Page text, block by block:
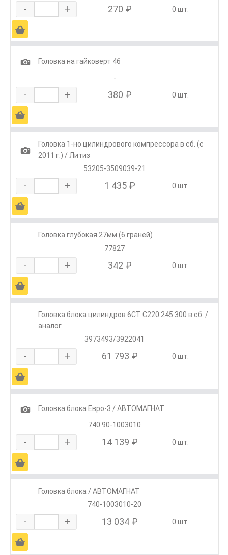
- + 270 ₽ 0 шт.
Ä
1
Головка на гайковерт 46
-
- + 380 ₽ 0 шт.
Ä
1
Головка 1-но цилиндрового компрессора в сб. (с
2011 г.) / Литиз
53205-3509039-21
- + 1 435 ₽ 0 шт.
Ä
Головка глубокая 27мм (6 граней)
77827
- + 342 ₽ 0 шт.
Ä
Головка блока цилиндров 6CT C220.245.300 в сб. /
аналог
3973493/3922041
- + 61 793 ₽ 0 шт.
Ä
1
Головка блока Евро-3 / АВТОМАГНАТ
740.90-1003010
- + 14 139 ₽ 0 шт.
Ä
Головка блока / АВТОМАГНАТ
740-1003010-20
- + 13 034 ₽ 0 шт.
Ä